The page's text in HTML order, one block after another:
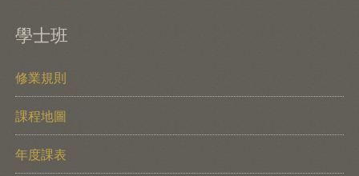
學士班
修業規則
課程地圖
年度課表